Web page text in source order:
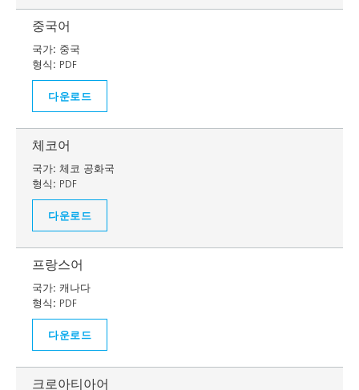
중국어
국가: 중국
형식: PDF
다운로드
체코어
국가: 체코 공화국
형식: PDF
다운로드
프랑스어
국가: 캐나다
형식: PDF
다운로드
크로아티아어